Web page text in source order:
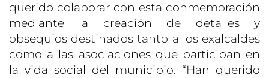
querido colaborar con esta conmemoración
mediante la creación de detalles y
obsequios destinados tanto a los exalcaldes
como a las asociaciones que participan en
la vida social del municipio. “Han querido